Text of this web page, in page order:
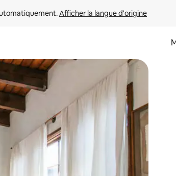
Afficher la langue d'origine